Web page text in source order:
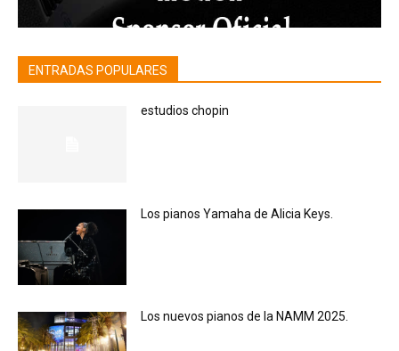
ENTRADAS POPULARES
estudios chopin
Los pianos Yamaha de Alicia Keys.
Los nuevos pianos de la NAMM 2025.